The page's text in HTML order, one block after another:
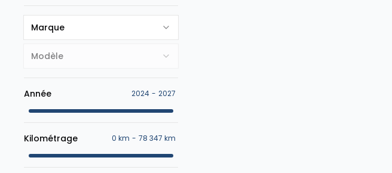
Marque
Modèle
Année 2024 - 2027
Kilométrage 0 km - 78 347 km